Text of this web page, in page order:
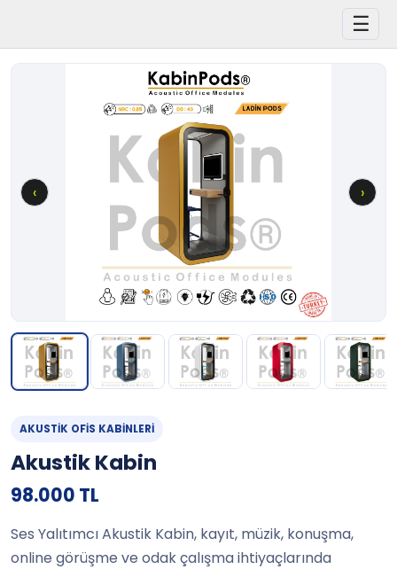
☰
‹ ›
AKUSTIK OFIS KABINLERI
Akustik Kabin
98.000 TL
Ses Yalıtımcı Akustik Kabin, kayıt, müzik, konuşma,
online görüşme ve odak çalışma ihtiyaçlarında